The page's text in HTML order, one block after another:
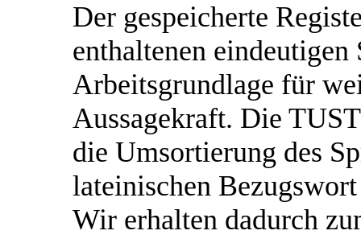
Der gespeicherte
enthaltenen
Arbeitsgrundlage für
Aussagekraft. Die
die Umsortierung des
lateinischen
Wir erhalten dadurch